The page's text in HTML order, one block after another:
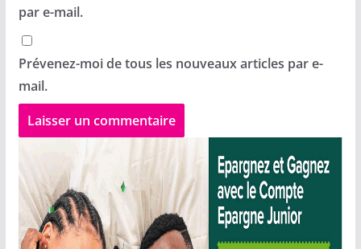
par e-mail.
Prévenez-moi de tous les nouveaux articles par e-
mail.